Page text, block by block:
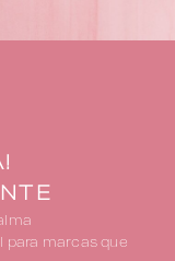
para marcas que